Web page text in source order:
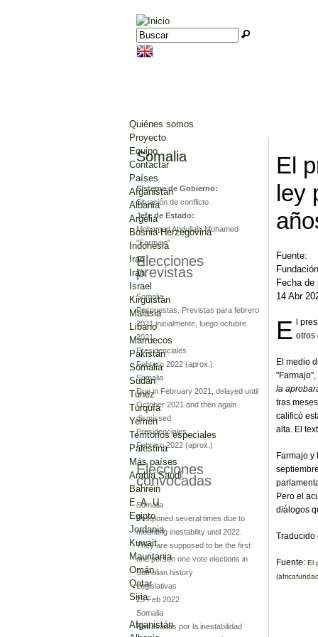
Formulario de búsqueda
Buscar
El
ley
Fuente:
Fecha de
14 Abr
E
l
otros
El medio
"Farmajo",
la
tras
calificó
alta. El
Farmajo
Pero el
diálogos
Traducido
Fuente: El
Quiénes somos
Proyecto
Equipo
Contactar
Países
Afganistán
Albania
Argelia
Bosnia-Herzegovina
Indonesia
Iraq
Irán
Israel
Kirguistán
Malasia
Líbano
Marruecos
Pakistán
Somalia
Sudán
Túnez
Turquía
Yemen
Territorios especiales
Palestina
Más países
Arabia Saudí
Bahréin
E. A. U.
Egipto
Jordania
Kuwait
Mauritania
Omán
Qatar
Siria
Afganistán
Somalia
Sistema de Gobierno:
Situación de conflicto
Jefe de Estado:
Mohamed Abdullahi Mohamed
"Farmajo"
Elecciones
previstas
Somalia
Pospuestas. Previstas para febrero
2021 inicialmente, luego octubre
2021
Presidenciales
Febrero 2022 (aprox.)
Somalia
Due in February 2021, delayed until
October 2021 and then again
dismissed
Presidenciales
Febrero 2022 (aprox.)
Elecciones
convocadas
Somalia
Postponed several times due to
mounting inestability until 2022.
They are supposed to be the first
one person one vote elections in
Somalian history
Legislativas
25 Feb 2022
Somalia
Retrasadas por la inestabilidad